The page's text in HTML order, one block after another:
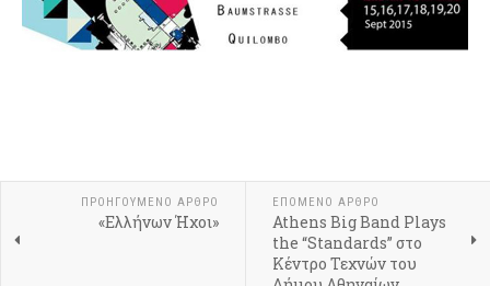
ΠΡΟΗΓΟΎΜΕΝΟ ΆΡΘΡΟ
«Ελλήνων Ήχοι»
ΕΠΌΜΕΝΟ ΆΡΘΡΟ
Athens Big Band Plays
the “Standards” στο
Κέντρο Τεχνών του